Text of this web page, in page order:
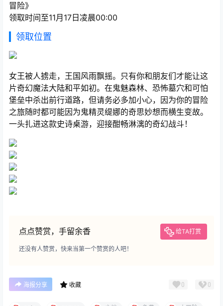
冒险》
领取时间至11月17日凌晨00:00
领取位置
女王被人掳走，王国风雨飘摇。只有你和朋友们才能让这
片奇幻魔法大陆和平如初。在鬼魅森林、恐怖墓穴和可怕
堡垒中杀出前行道路，但请务必多加小心，因为你的冒险
之旅随时都可能因为鬼精灵缇娜的奇思妙想而横生变故。
一头扎进这款史诗桌游，迎接酣畅淋漓的奇幻战斗！
点点赞赏，手留余香 给TA打赏
还没有人赞赏，快来当第一个赞赏的人吧！
海报分享 收藏 0 0